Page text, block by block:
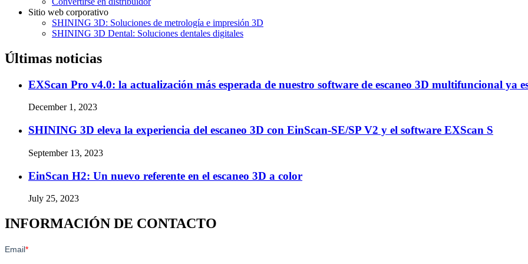
Sitio web corporativo
SHINING 3D: Soluciones de metrología e impresión 3D
SHINING 3D Dental: Soluciones dentales digitales
Últimas noticias
EXScan Pro v4.0: la actualización más esperada de nuestro software de escaneo 3D multifuncional ya
December 1, 2023
SHINING 3D eleva la experiencia del escaneo 3D con EinScan-SE/SP V2 y el software EXScan S
September 13, 2023
EinScan H2: Un nuevo referente en el escaneo 3D a color
July 25, 2023
INFORMACIÓN DE CONTACTO